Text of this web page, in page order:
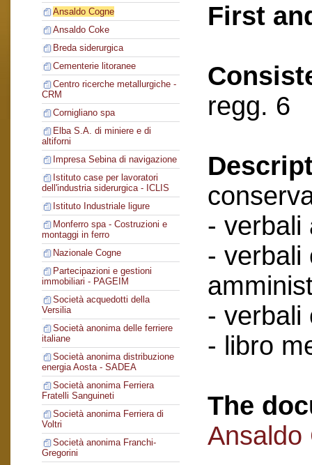
Ansaldo Cogne
Ansaldo Coke
Breda siderurgica
Cementerie litoranee
Centro ricerche metallurgiche -
CRM
Cornigliano spa
Elba S.A. di miniere e di
altiforni
Impresa Sebina di navigazione
Istituto case per lavoratori
dell'industria siderurgica - ICLIS
Istituto Industriale ligure
Monferro spa - Costruzioni e
montaggi in ferro
Nazionale Cogne
Partecipazioni e gestioni
immobiliari - PAGEIM
Società acquedotti della
Versilia
Società anonima delle ferriere
italiane
Società anonima distribuzione
energia Aosta - SADEA
Società anonima Ferriera
Fratelli Sanguineti
Società anonima Ferriera di
Voltri
Società anonima Franchi-
Gregorini
First
regg. 6
- verbali
- verbali
- verbali
- libro
The
Ansaldo